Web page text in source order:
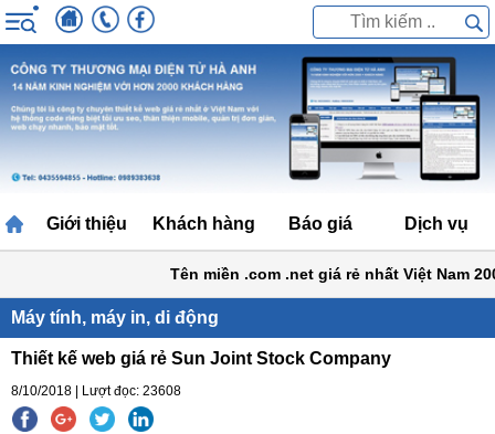
Giới thiệu Khách hàng Báo giá Dịch vụ
Tên miền .com .net giá rẻ nhất Việt Nam
Máy tính, máy in, di động
Thiết kế web giá rẻ Sun Joint Stock Company
8/10/2018 | Lượt đọc: 23608